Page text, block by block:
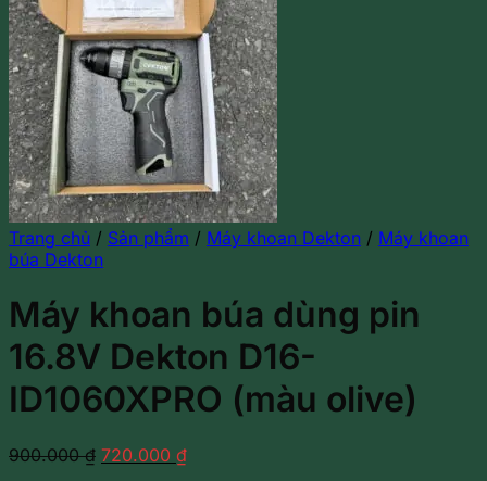
Trang chủ / Sản phẩm / Máy khoan Dekton / Máy khoan
búa Dekton
Máy khoan búa dùng pin
16.8V Dekton D16-
ID1060XPRO (màu olive)
900.000₫ Giá
720.000 ₫Giá